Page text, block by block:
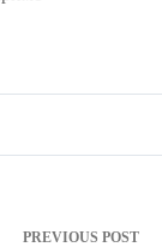
PREVIOUSPOST